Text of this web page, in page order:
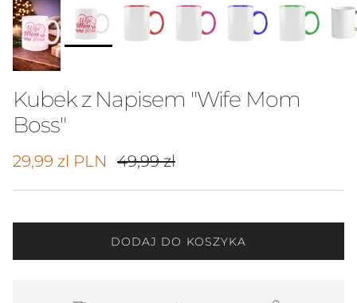
Kubek z Napisem "Wife Mom
Boss"
Cena promocyjna
29,99 zl PLN Cena regularna
49,99 zl
DODAJ DO KOSZYKA